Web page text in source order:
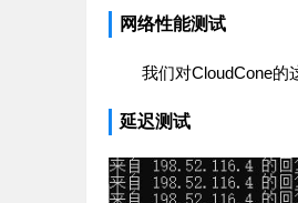
网络性能测试
我们对CloudCone的
延迟测试